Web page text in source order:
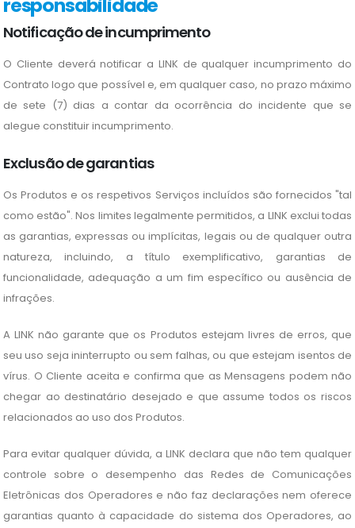
Notificação de incumprimento
O Cliente deverá notificar a LINK de qualquer incumprimento do
Contrato logo que possível e, em qualquer caso, no prazo máximo
de sete (7) dias a contar da ocorrência do incidente que se
alegue constituir incumprimento.
Exclusão de garantias
Os Produtos e os respetivos Serviços incluídos são fornecidos "tal
como estão". Nos limites legalmente permitidos, a LINK exclui todas
as garantias, expressas ou implícitas, legais ou de qualquer outra
natureza, incluindo, a título exemplificativo, garantias de
funcionalidade, adequação a um fim específico ou ausência de
infrações.
A LINK não garante que os Produtos estejam livres de erros, que
seu uso seja ininterrupto ou sem falhas, ou que estejam isentos de
vírus. O Cliente aceita e confirma que as Mensagens podem não
chegar ao destinatário desejado e que assume todos os riscos
relacionados ao uso dos Produtos.
Para evitar qualquer dúvida, a LINK declara que não tem qualquer
controle sobre o desempenho das Redes de Comunicações
Eletrônicas dos Operadores e não faz declarações nem oferece
garantias quanto à capacidade do sistema dos Operadores, ao